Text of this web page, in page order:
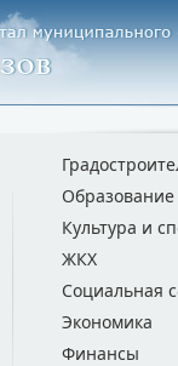
Образование
Культура и
ЖКХ
Социальная
Экономика
Финансы